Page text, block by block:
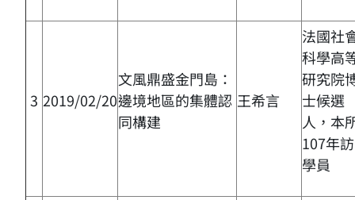
3 2019/02/20
文風鼎盛金門島：
邊境地區的集體認
同構建
王希言
法國社
科學高
研究院
士候選
人，本
107年
學員